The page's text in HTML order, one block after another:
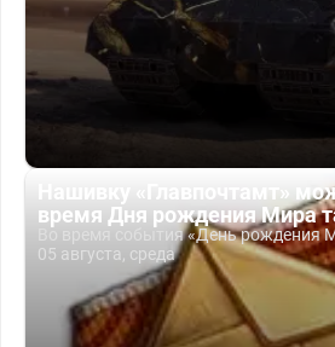
Нашивку «Главпочтамт»
время Дня рождения Мира
Во время события «День рождения
05 августа, среда